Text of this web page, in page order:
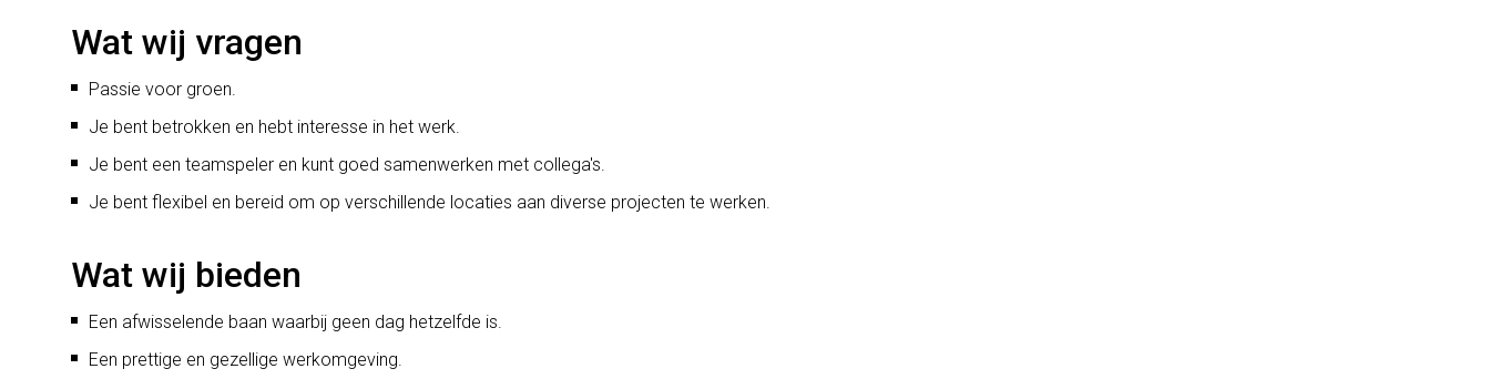
Wat wij vragen
Passie voor groen.
Je bent betrokken en hebt interesse in het werk.
Je bent een teamspeler en kunt goed samenwerken met collega's.
Je bent flexibel en bereid om op verschillende locaties aan diverse projecten te werken.
Wat wij bieden
Een afwisselende baan waarbij geen dag hetzelfde is.
Een prettige en gezellige werkomgeving.